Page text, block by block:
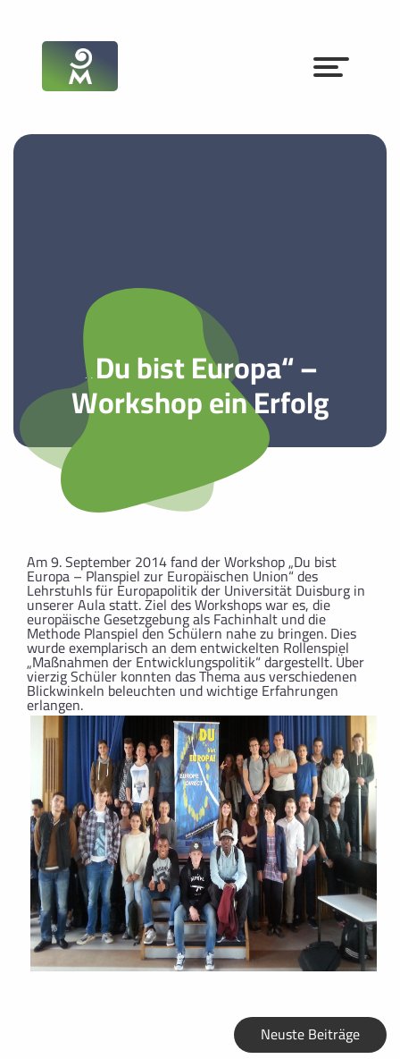
„Du bist Europa“ –
Workshop ein Erfolg
Am 9. September 2014 fand der Workshop „Du bist
Europa – Planspiel zur Europäischen Union“ des
Lehrstuhls für Europapolitik der Universität Duisburg in
unserer Aula statt. Ziel des Workshops war es, die
europäische Gesetzgebung als Fachinhalt und die
Methode Planspiel den Schülern nahe zu bringen. Dies
wurde exemplarisch an dem entwickelten Rollenspiel
„Maßnahmen der Entwicklungspolitik“ dargestellt. Über
vierzig Schüler konnten das Thema aus verschiedenen
Blickwinkeln beleuchten und wichtige Erfahrungen
erlangen.
Neuste Beiträge